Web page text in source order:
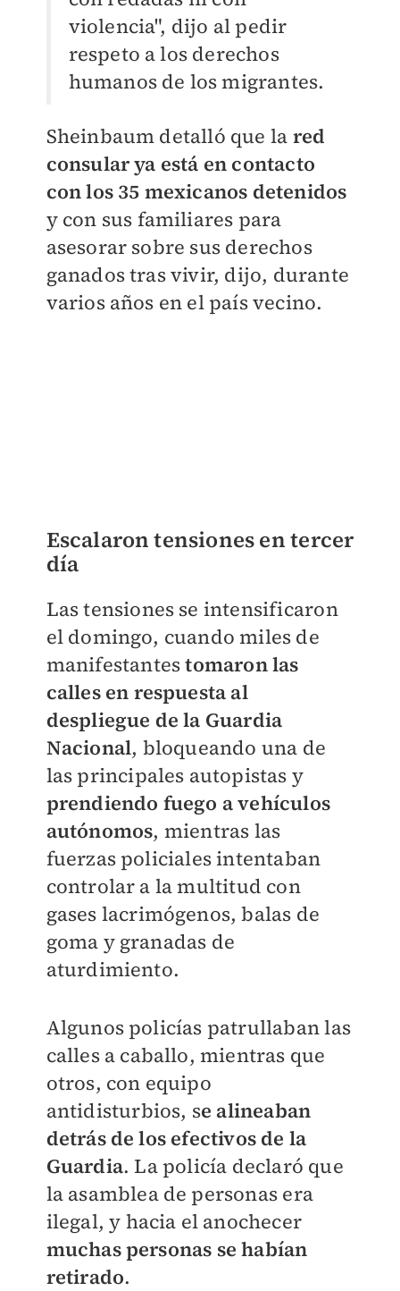
violencia", dijo al pedir
respeto a los derechos
humanos de los migrantes.
Sheinbaum detalló que la red
consular ya está en contacto
con los 35 mexicanos detenidos
y con sus familiares para
asesorar sobre sus derechos
ganados tras vivir, dijo, durante
varios años en el país vecino.
Escalaron tensiones en tercer
día
Las tensiones se intensificaron
el domingo, cuando miles de
manifestantestomaron las
calles en respuesta al
despliegue de la Guardia
Nacional, bloqueando una de
las principales autopistas y
prendiendo fuego a vehículos
autónomos, mientras las
fuerzas policiales intentaban
controlar a la multitud con
gases lacrimógenos, balas de
goma y granadas de
aturdimiento.
Algunos policías patrullaban las
calles a caballo, mientras que
otros, con equipo
antidisturbios, se alineaban
detrás de los efectivos de la
Guardia. La policía declaró que
la asamblea de personas era
ilegal, y hacia el anochecer
muchas personas se habían
retirado.